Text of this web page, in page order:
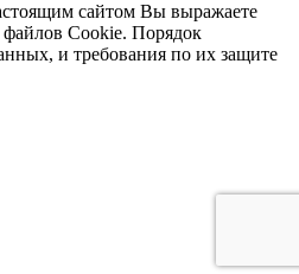
сайтом Вы выражаете
файлов Cookie. Порядок
и требования по их защите